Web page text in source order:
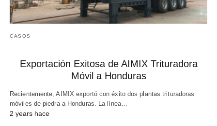
CASOS
Exportación Exitosa de AIMIX Trituradora
Móvil a Honduras
Recientemente, AIMIX exportó con éxito dos plantas trituradoras
móviles de piedra a Honduras. La línea…
2 years hace